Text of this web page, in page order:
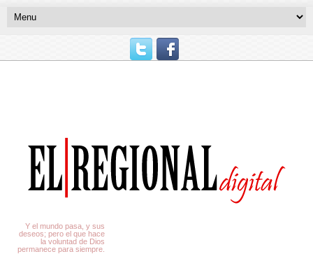
Y el mundo pasa, y sus
deseos; pero el que hace
la voluntad de Dios
permanece para siempre.